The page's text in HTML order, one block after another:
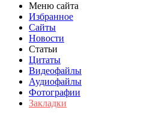
Меню сайта
Избранное
Сайты
Новости
Статьи
Цитаты
Видеофайлы
Аудиофайлы
Фотографии
Закладки